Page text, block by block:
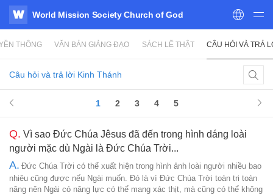
WATV
World Mission Society Church of God
THÔNG VĂN BẢN GIẢNG ĐẠO SÁCH LẼ THẬT CÂU HỎI VÀ TRẢ
Câu hỏi và trả lời Kinh Thánh
1 2 3 4 5
Q. Vì sao Đức Chúa Jêsus đã đến trong hình dáng loài
người mặc dù Ngài là Đức Chúa Trời...
A. Đức Chúa Trời có thể xuất hiện trong hình ảnh loài người nhiều bao
nhiêu cũng được nếu Ngài muốn. Đó là vì Đức Chúa Trời toàn tri toàn
năng nên Ngài có năng lực có thể mang xác thịt, mà cũng có thể không